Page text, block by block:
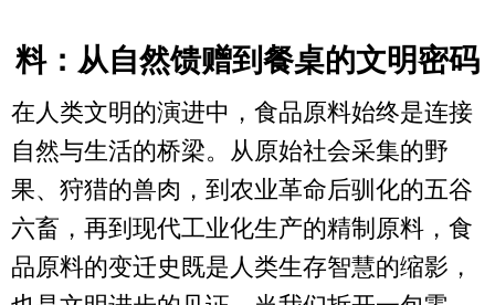
料：从自然馈赠到餐桌的文明密码
在人类文明的演进中，食品原料始终是连接
自然与生活的桥梁。从原始社会采集的野
果、狩猎的兽肉，到农业革命后驯化的五谷
六畜，再到现代工业化生产的精制原料，食
品原料的变迁史既是人类生存智慧的缩影，